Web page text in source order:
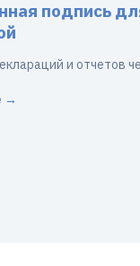
подпись
и отчетов
→